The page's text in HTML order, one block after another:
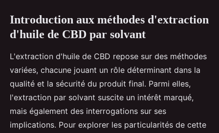
Introduction aux méthodes d'extraction
d'huile de CBD par solvant
L'extraction d'huile de CBD repose sur des méthodes
variées, chacune jouant un rôle déterminant dans la
qualité et la sécurité du produit final. Parmi elles,
l'extraction par solvant suscite un intérêt marqué,
mais également des interrogations sur ses
implications. Pour explorer les particularités de cette